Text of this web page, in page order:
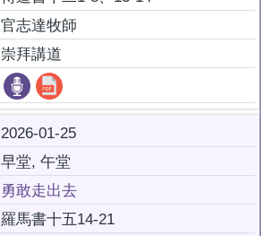
官志達牧師
崇拜講道
2026-01-25
早堂, 午堂
勇敢走出去
羅馬書十五14-21